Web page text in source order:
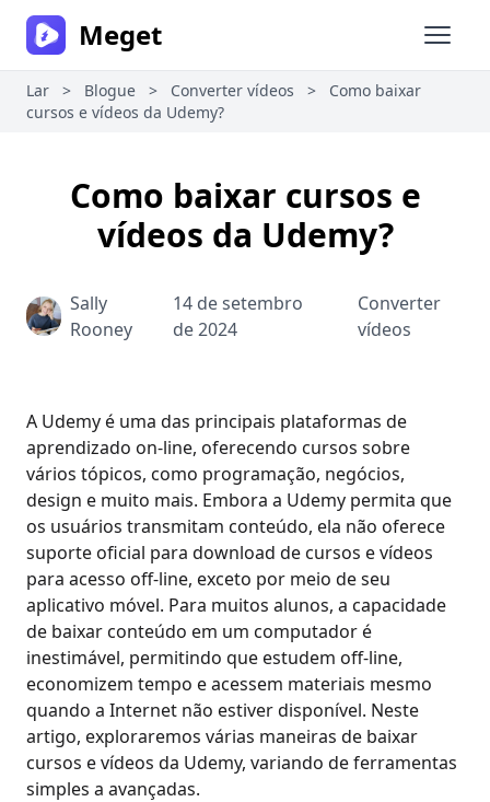
Abrir
Meget
Lar > Blogue > Converter vídeos >
Como baixar
cursos e vídeos da Udemy?
Como baixar cursos e
vídeos da Udemy?
Sally
Rooney
14 de setembro
de 2024
Converter
vídeos
A Udemy é uma das principais plataformas de
aprendizado on-line, oferecendo cursos sobre
vários tópicos, como programação, negócios,
design e muito mais. Embora a Udemy permita que
os usuários transmitam conteúdo, ela não oferece
suporte oficial para download de cursos e vídeos
para acesso off-line, exceto por meio de seu
aplicativo móvel. Para muitos alunos, a capacidade
de baixar conteúdo em um computador é
inestimável, permitindo que estudem off-line,
economizem tempo e acessem materiais mesmo
quando a Internet não estiver disponível. Neste
artigo, exploraremos várias maneiras de baixar
cursos e vídeos da Udemy, variando de ferramentas
simples a avançadas.